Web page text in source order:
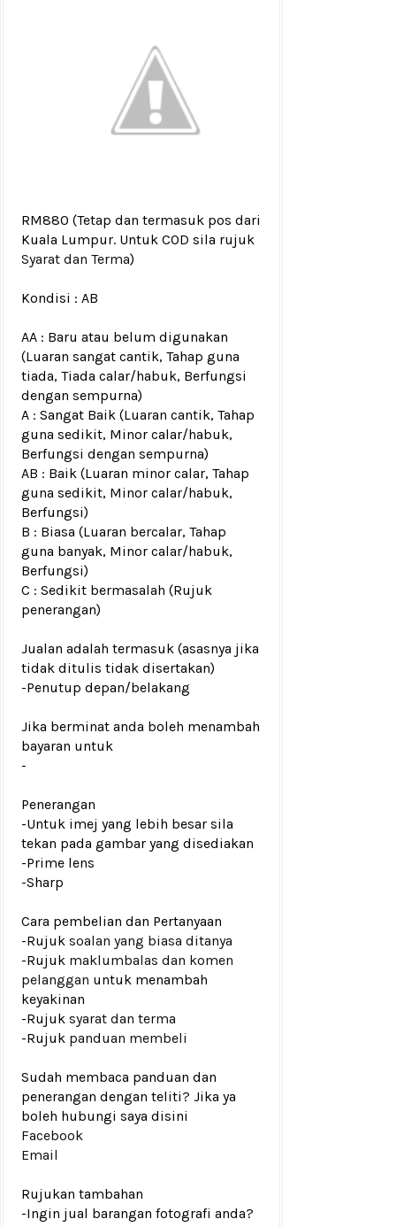
RM880 (Tetap dan termasuk pos dari
Kuala Lumpur. Untuk COD sila rujuk
Syarat dan Terma)
Kondisi : AB
AA : Baru atau belum digunakan
(Luaran sangat cantik, Tahap guna
tiada, Tiada calar/habuk, Berfungsi
dengan sempurna)
A : Sangat Baik (Luaran cantik, Tahap
guna sedikit, Minor calar/habuk,
Berfungsi dengan sempurna)
AB : Baik (Luaran minor calar, Tahap
guna sedikit, Minor calar/habuk,
Berfungsi)
B : Biasa (Luaran bercalar, Tahap
guna banyak, Minor calar/habuk,
Berfungsi)
C : Sedikit bermasalah (Rujuk
penerangan)
Jualan adalah termasuk (asasnya jika
tidak ditulis tidak disertakan)
-Penutup depan/belakang
Jika berminat anda boleh menambah
bayaran untuk
-
Penerangan
-Untuk imej yang lebih besar sila
tekan pada gambar yang disediakan
-Prime lens
-Sharp
Cara pembelian dan Pertanyaan
-Rujuk soalan yang biasa ditanya
-Rujuk maklumbalas dan komen
pelanggan untuk menambah
keyakinan
-Rujuk syarat dan terma
-Rujuk panduan membeli
Sudah membaca panduan dan
penerangan dengan teliti? Jika ya
boleh hubungi saya disini
Facebook
Email
Rujukan tambahan
-Ingin jual barangan fotografi anda?